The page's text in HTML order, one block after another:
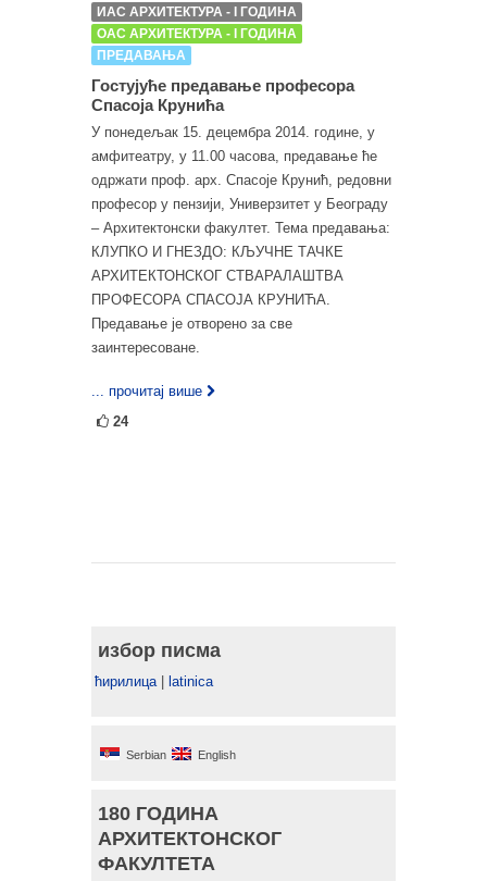
ИАС АРХИТЕКТУРА - I ГОДИНА
ОАС АРХИТЕКТУРА - I ГОДИНА
ПРЕДАВАЊА
Гостујуће предавање професора
Спасоја Крунића
У понедељак 15. децембра 2014. године, у
амфитеатру, у 11.00 часова, предавање ће
одржати проф. арх. Спасоје Крунић, редовни
професор у пензији, Универзитет у Београду
– Архитектонски факултет. Тема предавања:
КЛУПКО И ГНЕЗДО: КЉУЧНЕ ТАЧКЕ
АРХИТЕКТОНСКОГ СТВАРАЛАШТВА
ПРОФЕСОРА СПАСОЈА КРУНИЋА.
Предавање је отворено за све
заинтересоване.
... прочитај више
24
избор писма
ћирилица | latinica
Serbian English
180 ГОДИНА
АРХИТЕКТОНСКОГ
ФАКУЛТЕТА